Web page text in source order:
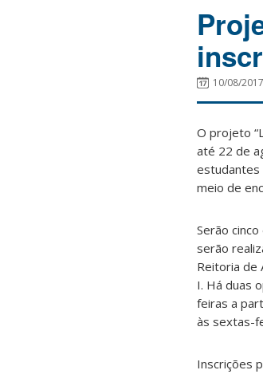
10/08/
O projeto
até 22 de
estudantes
meio de
Serão
serão
Reitoria de
I. Há duas
feiras a
às sextas-
Inscrições